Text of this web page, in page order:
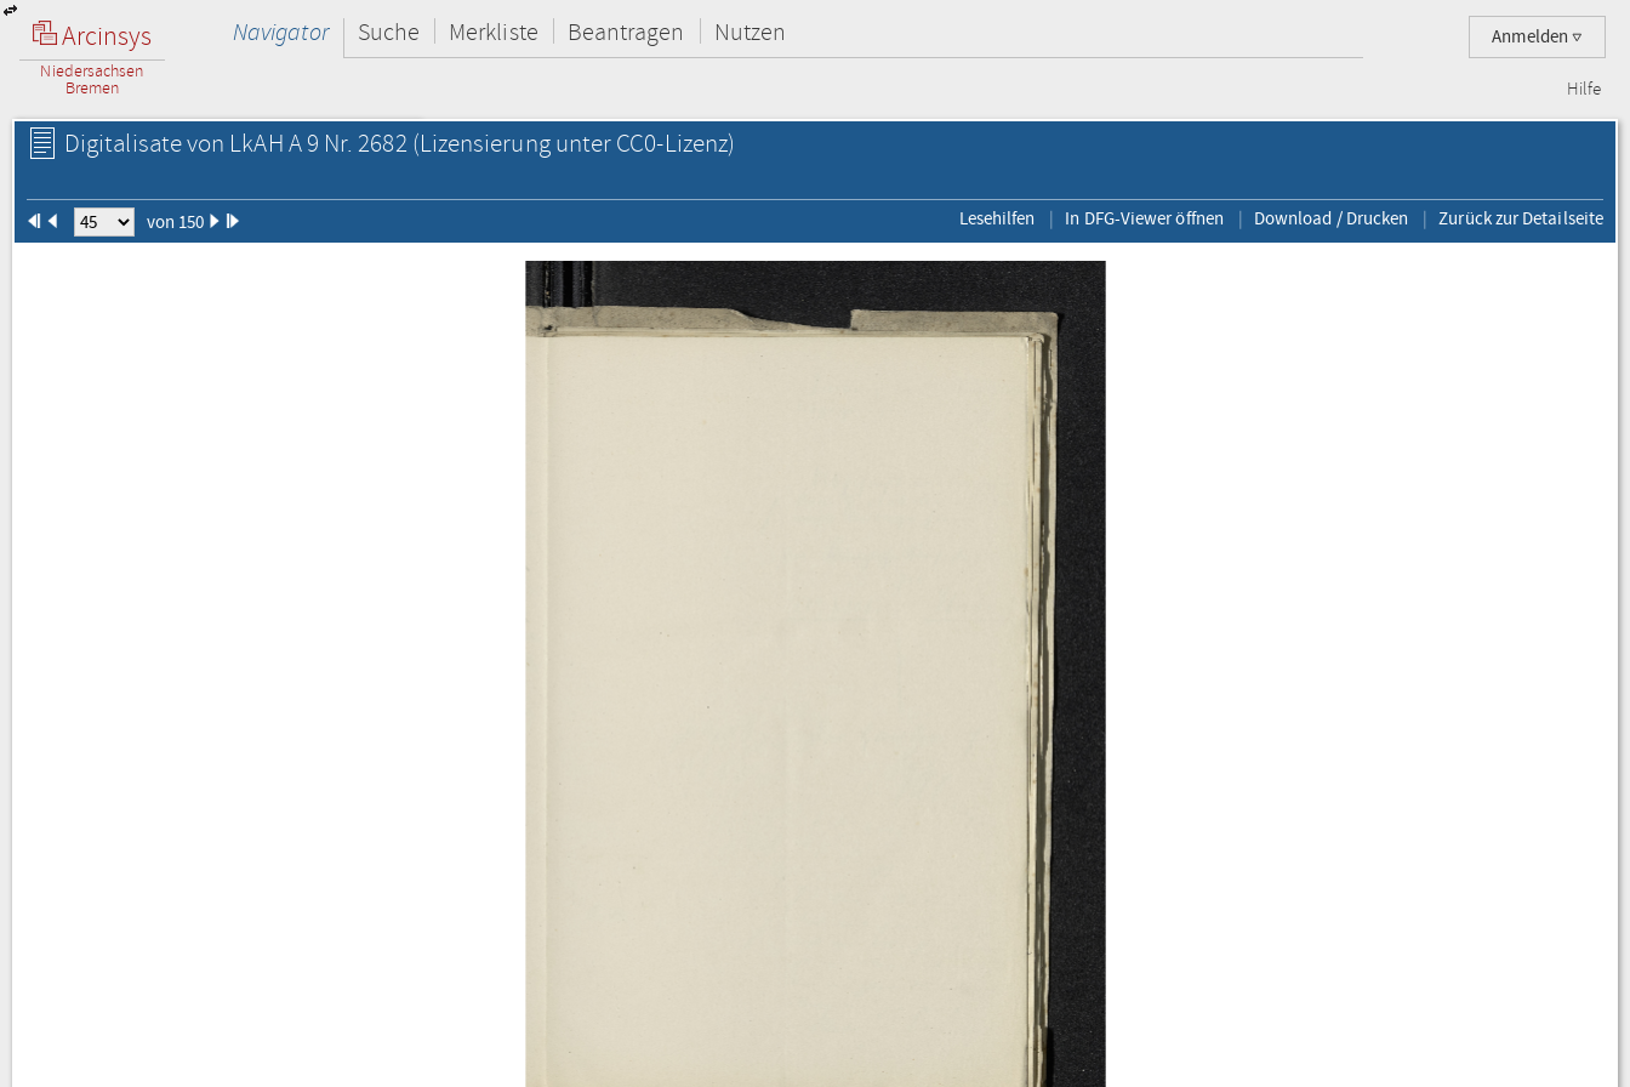
Arcinsys
Niedersachsen
Bremen
Anmelden
Navigator Suche Merkliste Beantragen Nutzen
Hilfe
Digitalisate von LkAH A 9 Nr. 2682 (Lizensierung unter CC0-Lizenz)
von 150 Lesehilfen In DFG-Viewer öffnen Download / Drucken Zurück zur Detailseite